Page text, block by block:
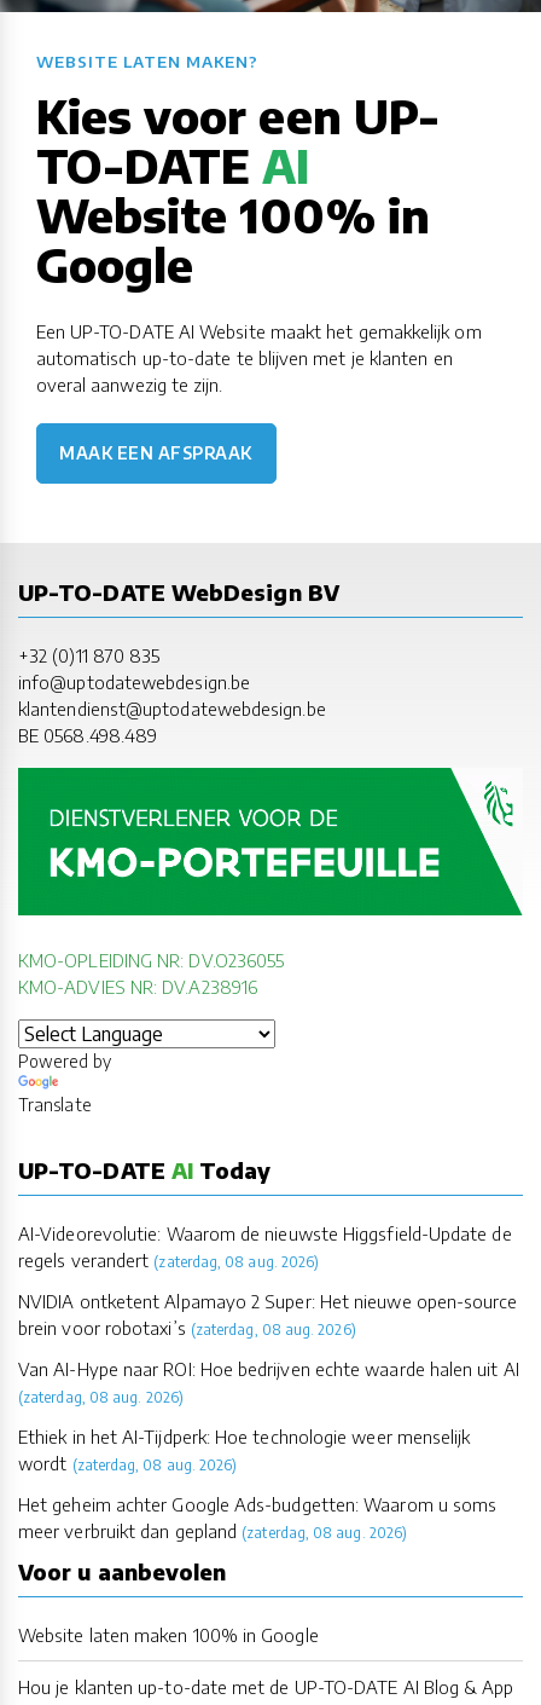
WEBSITE LATEN MAKEN?​​​​​​​​​​​​​​
Kies voor een UP-
TO-DATE AI
Website 100% in
Google
Een UP-TO-DATE AI Website maakt het gemakkelijk om
automatisch up-to-date te blijven met je klanten en
overal aanwezig te zijn.
MAAK EEN AFSPRAAK
UP-TO-DATE WebDesign BV
+32 (0)11 870 835
info@uptodatewebdesign.be
klantendienst@uptodatewebdesign.be
BE 0568.498.489
KMO-OPLEIDING NR: DV.O236055
KMO-ADVIES NR: DV.A238916
Powered by
Translate
UP-TO-DATE AI Today
AI-Videorevolutie: Waarom de nieuwste Higgsfield-Update de
regels verandert (zaterdag, 08 aug. 2026)
NVIDIA ontketent Alpamayo 2 Super: Het nieuwe open-source
brein voor robotaxi’s (zaterdag, 08 aug. 2026)
Van AI-Hype naar ROI: Hoe bedrijven echte waarde halen uit AI
(zaterdag, 08 aug. 2026)
Ethiek in het AI-Tijdperk: Hoe technologie weer menselijk
wordt (zaterdag, 08 aug. 2026)
Het geheim achter Google Ads-budgetten: Waarom u soms
meer verbruikt dan gepland (zaterdag, 08 aug. 2026)
Voor u aanbevolen
Website laten maken 100% in Google
Hou je klanten up-to-date met de UP-TO-DATE AI Blog & App